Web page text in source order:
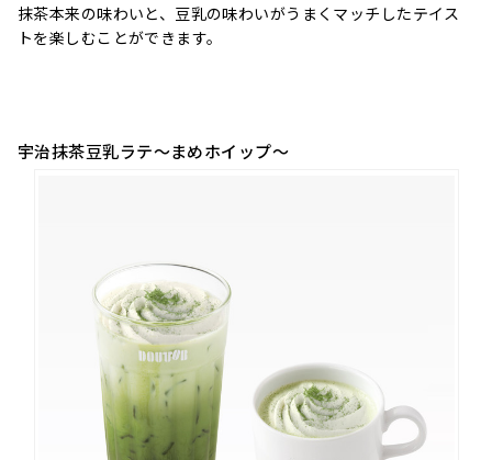
抹茶本来の味わいと、豆乳の味わいがうまくマッチしたテイス
トを楽しむことができます。
宇治抹茶豆乳ラテ～まめホイップ～